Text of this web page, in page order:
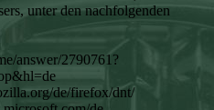
unter den nachfolgenden
answer/2790761?
de/firefox/dnt/